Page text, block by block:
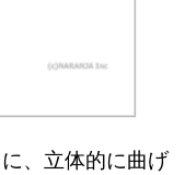
、立体的に曲げ